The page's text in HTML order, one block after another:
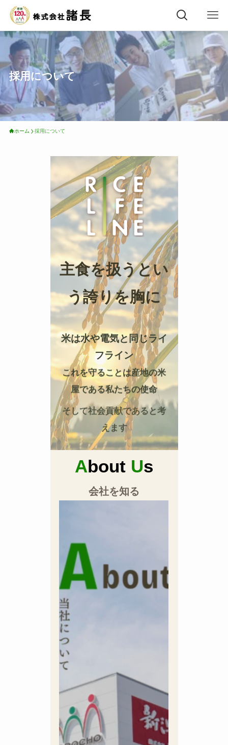
採用について
ホーム 採用について
主食を扱うとい
う誇りを胸に
米は水や電気と同じライ
フライン
これを守ることは産地の米
屋である私たちの使命
そして社会貢献であると考
えます
About Us
会社を知る